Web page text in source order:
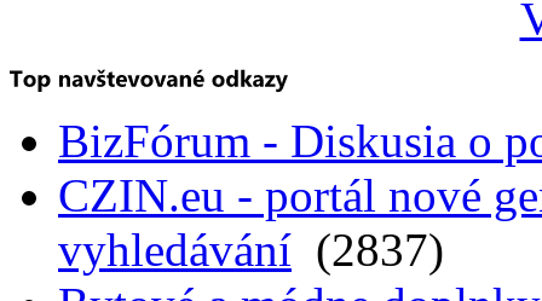
BizFórum - Diskusia o
CZIN.eu - portál nové
vyhledávání (2837)